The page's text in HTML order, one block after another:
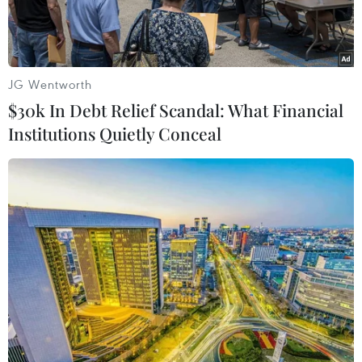
Lực lượng chức năng tiến hành kiểm soát tải trọng xe. (Ảnh: Việt
Hùng/Vietnam+)
Tổng cục Đường bộ Việt Nam (Bộ Giao thông
Vận tải) vừa thông báo công khai 5 số điện thoại
JG Wentworth
$30k In Debt Relief Scandal: What Financial
Institutions Quietly Conceal